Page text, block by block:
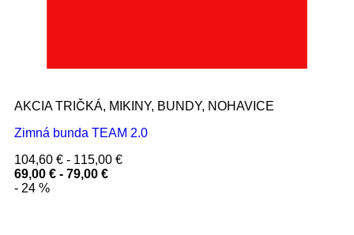
AKCIA TRIČKÁ, MIKINY, BUNDY, NOHAVICE
Zimná bunda TEAM 2.0
104,60 € - 115,00 €
69,00 € - 79,00 €
- 24 %